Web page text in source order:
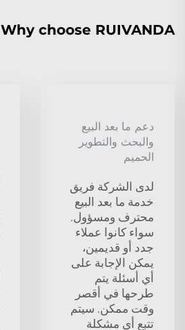
Why choose RUIVANDA مركبة إلى شبكة?
دعم ما بعد البيع
والبحث والتطوير
الحميم
لدى الشركة فريق
خدمة ما بعد البيع
محترف ومسؤول.
سواء كانوا عملاء
جدد أو قديمين،
يمكن الإجابة على
أي أسئلة يتم
طرحها في أقصر
وقت ممكن. سيتم
تتبع أي مشكلة